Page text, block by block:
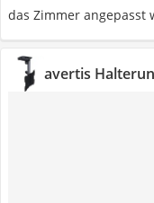
das Zimmer angepasst
avertis